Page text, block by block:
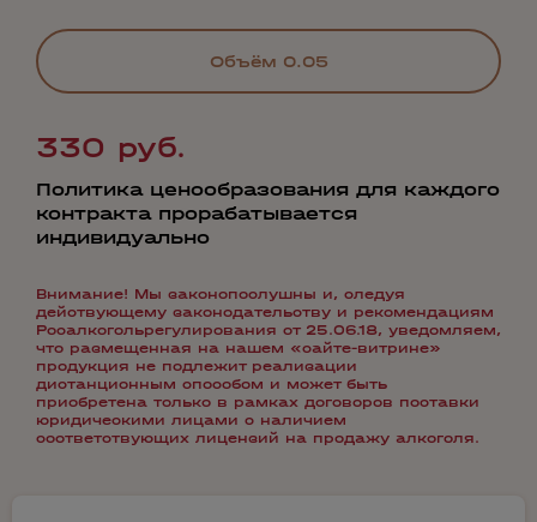
Объём 0.05
330 руб.
Политика ценообразования для каждого
контракта прорабатывается
индивидуально
Внимание! Мы законопослушны и, следуя
действующему законодательству и рекомендациям
Росалкогольрегулирования от 25.06.18, уведомляем,
что размещенная на нашем «сайте-витрине»
продукция не подлежит реализации
дистанционным способом и может быть
приобретена только в рамках договоров поставки
юридическими лицами с наличием
соответствующих лицензий на продажу алкоголя.